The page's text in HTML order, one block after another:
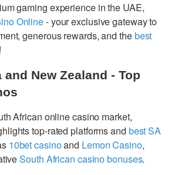
gaming experience in the UAE,
Online- your exclusive gateway to
generous rewards, and thebest
!
New Zealand - Top
African online casino market,
top-rated platforms and best SA
10bet casinoand Lemon Casino,
South African casino bonuses.